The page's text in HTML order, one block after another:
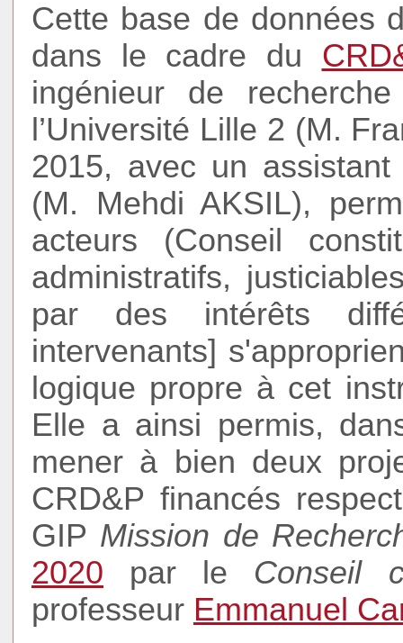
Cette base de données
dans le cadre du
ingénieur de
l’Université Lille 2 (M.
2015, avec un
(M. Mehdi AKSIL),
acteurs (Conseil
administratifs,
par des intérêts
intervenants]
logique propre à cet
Elle a ainsi permis,
mener à bien deux
CRD&P financés
GIP Mission de
2020 par le Conseil
professeur Emmanuel